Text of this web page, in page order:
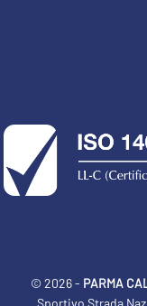
© 2026 - PARMA
Sportivo Strada